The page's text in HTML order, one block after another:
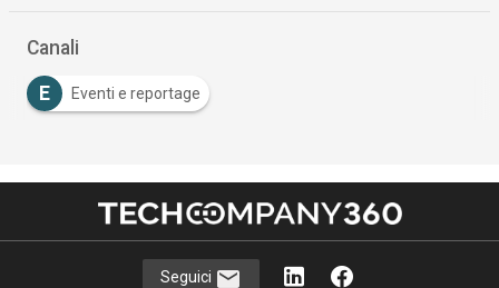
Canali
E Eventi e reportage
Seguici